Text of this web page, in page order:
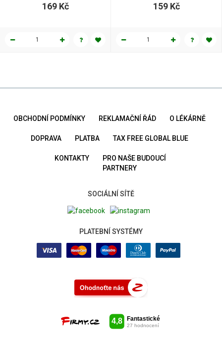
169 Kč 159 Kč
OBCHODNÍ PODMÍNKY REKLAMAČNÍ ŘÁD O LÉKÁRNĚ
DOPRAVA PLATBA TAX FREE GLOBAL BLUE
KONTAKTY
PRO NAŠE BUDOUCÍ
PARTNERY
SOCIÁLNÍ SÍTĚ
PLATEBNÍ SYSTÉMY